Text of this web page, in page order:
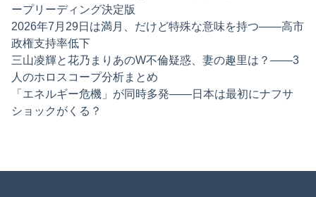
ープリーディング決定版
2026年7月29日は満月、だけど特殊な意味を持つ——高市
政権支持率低下
三山凌輝と花乃まりあのW不倫疑惑、妻の趣里は？——3
人のホロスコープ分析まとめ
「エネルギー危機」が同時多発——日本は最初にナフサ
ショックがくる？